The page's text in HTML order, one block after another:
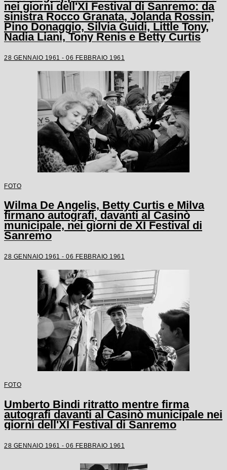
nei giorni dell'XI Festival di Sanremo: da
sinistra Rocco Granata, Jolanda Rossin,
Pino Donaggio, Silvia Guidi, Little Tony,
Nadia Liani, Tony Renis e Betty Curtis
28 GENNAIO 1961 - 06 FEBBRAIO 1961
FOTO
Wilma De Angelis, Betty Curtis e Milva
firmano autografi, davanti al Casinò
municipale, nei giorni de XI Festival di
Sanremo
28 GENNAIO 1961 - 06 FEBBRAIO 1961
FOTO
Umberto Bindi ritratto mentre firma
autografi davanti al Casinò municipale nei
giorni dell'XI Festival di Sanremo
28 GENNAIO 1961 - 06 FEBBRAIO 1961